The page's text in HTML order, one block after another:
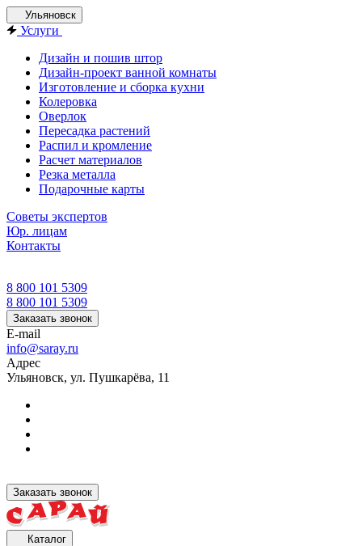
Ульяновск
Услуги
Дизайн и пошив штор
Дизайн-проект ванной комнаты
Изготовление и сборка кухни
Колеровка
Оверлок
Пересадка растений
Распил и кромление
Расчет материалов
Резка металла
Подарочные карты
Советы экспертов
Юр. лицам
Контакты
8 800 101 5309
8 800 101 5309
Заказать звонок
E-mail
info@saray.ru
Адрес
Ульяновск, ул. Пушкарёва, 11
Заказать звонок
Каталог